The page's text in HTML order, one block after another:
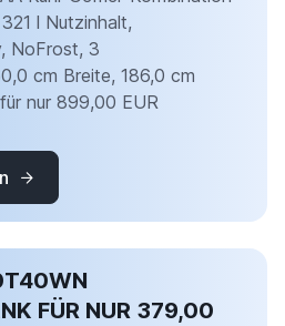
l Nutzinhalt,
NoFrost, 3
cm Breite, 186,0 cm
nur 899,00 EUR
FÜR NUR 379,00